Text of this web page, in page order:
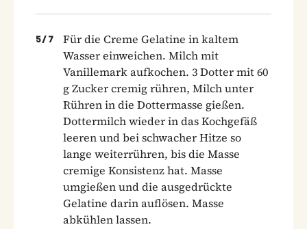
5/ 7
Für die Creme Gelatine in kaltem
Wasser einweichen. Milch mit
Vanillemark aufkochen. 3 Dotter mit 60
g Zucker cremig rühren, Milch unter
Rühren in die Dottermasse gießen.
Dottermilch wieder in das Kochgefäß
leeren und bei schwacher Hitze so
lange weiterrühren, bis die Masse
cremige Konsistenz hat. Masse
umgießen und die ausgedrückte
Gelatine darin auflösen. Masse
abkühlen lassen.